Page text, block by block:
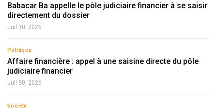
Babacar Ba appelle le pôle judiciaire financier à se saisir
directement du dossier
Juil 30, 2026
Politique
Affaire financière : appel à une saisine directe du pôle
judiciaire financier
Juil 30, 2026
Societé